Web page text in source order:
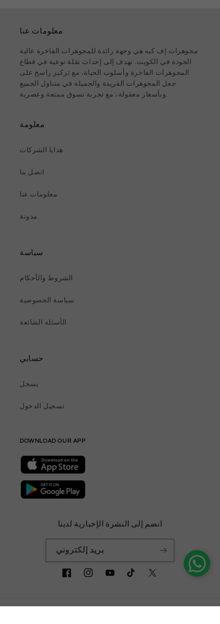
معلومات عنا
مجوهرات إف كيه هي وجهة رائدة للمجوهرات الفاخرة عالية
الجودة في الكويت. نهدف إلى إحداث نقلة نوعية في قطاع
المجوهرات الفاخرة وأسلوب الحياة، مع تركيز راسخ على
جعل المجوهرات الفريدة والجميلة في متناول الجميع
وبأسعار معقولة، مع تجربة تسوق ممتعة وعصرية.
معلومة
هدايا الشركات
اتصل بنا
معلومات عنا
مدونة
سياسة
الشروط والأحكام
سياسة الخصوصية
الأسئلة الشائعة
حسابي
يسجل
تسجيل الدخول
DOWNLOAD OUR APP
انضم إلى النشرة الإخبارية لدينا
بريد إلكتروني
<tc>فيسبوك
<tc>انستغرام
<tc>يوتيوب
<tc>تيك
<tc>تويتر</tc>